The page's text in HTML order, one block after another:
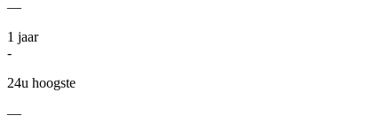
—
1 jaar
-
24u hoogste
—